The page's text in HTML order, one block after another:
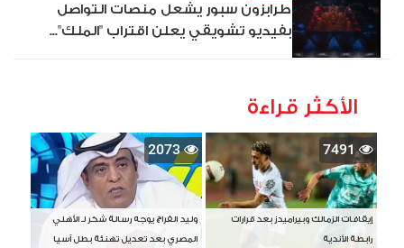
طرابزون سبور يشعل منصات التواصل
بفيديو تشويقي يعلن اقتراب "الملك"...
الأكثر قراءة
7491
إيقافات الزمالك وبيراميدز بعد قرارات
رابطة الأندية
2073
وليد الفراج يوجه رسالة شكر لـ الأهلي
المصري بعد تعديل تهنئة بطل آسيا